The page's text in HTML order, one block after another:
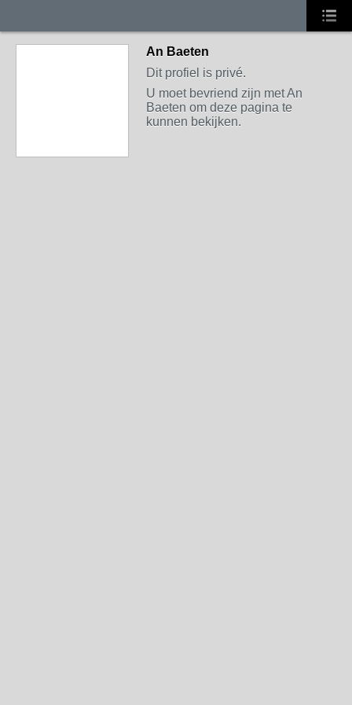
An Baeten
Dit profiel is privé.
U moet bevriend zijn met An
Baeten om deze pagina te
kunnen bekijken.